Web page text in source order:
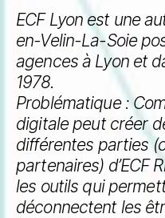
ECF Lyon est une
en-Velin-La-Soie
agences à Lyon et
1978.
Problématique :
digitale peut créer
différentes parties
partenaires) d’ECF
les outils qui
déconnectent les